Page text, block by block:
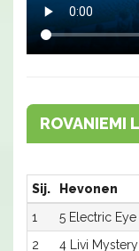
ROVANIEMI
Sij. Hevonen
1
5 Electric Eye
2
4 Livi Mystery